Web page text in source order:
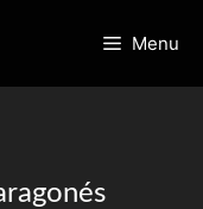
Menu